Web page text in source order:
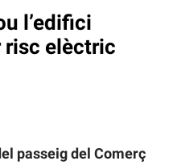
l’edifici
risc elèctric
passeig del Comerç